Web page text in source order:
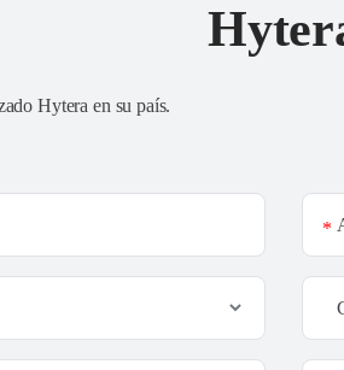
Hytera en su país.
*